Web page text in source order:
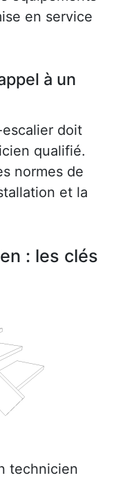
en service
à un
doit
qualifié.
normes de
et la
: les clés
technicien